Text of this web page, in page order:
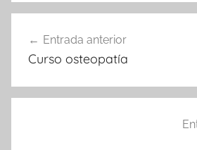
de
Entrada anterior
Curso osteopatía